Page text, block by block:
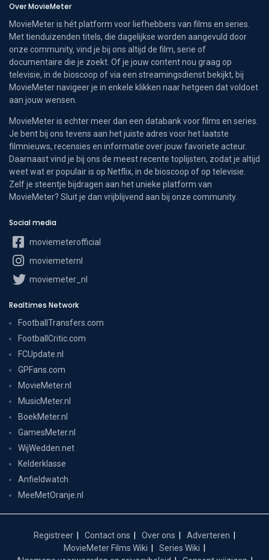
Over MovieMeter
MovieMeter is hét platform voor liefhebbers van films en series.
Met tienduizenden titels, die dagelijkse worden aangevuld door
onze community, vind je bij ons altijd de film, serie of
documentaire die je zoekt. Of je jouw content nou graag op
televisie, in de bioscoop of via een streamingsdienst bekijkt, bij
MovieMeter navigeer je in enkele klikken naar hetgeen dat voldoet
aan jouw wensen.
MovieMeter is echter meer dan een databank voor films en series.
Je bent bij ons tevens aan het juiste adres voor het laatste
filmnieuws, recensies en informatie over jouw favoriete acteur.
Daarnaast vind je bij ons de meest recente toplijsten, zodat je altijd
weet wat er populair is op Netflix, in de bioscoop of op televisie.
Zelf je steentje bijdragen aan het unieke platform van
MovieMeter? Sluit je dan vrijblijvend aan bij onze community.
Social media
moviemeterofficial
moviemeternl
moviemeter_nl
Realtimes Network
FootballTransfers.com
FootballCritic.com
FCUpdate.nl
GPFans.com
MovieMeter.nl
MusicMeter.nl
BoekMeter.nl
GamesMeter.nl
WijWedden.net
Kelderklasse
Anfieldwatch
MeeMetOranje.nl
Registreer Contact ons Over ons
Adverteren
MovieMeter Films Wiki
Series Wiki